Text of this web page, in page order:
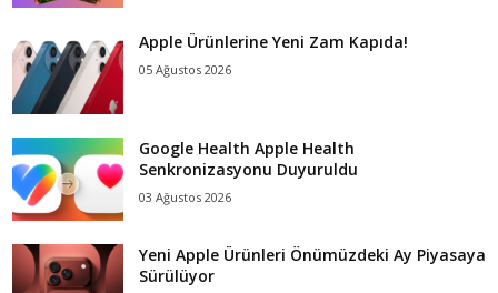
Apple Ürünlerine Yeni Zam Kapıda!
05 Ağustos 2026
Google Health Apple Health
Senkronizasyonu Duyuruldu
03 Ağustos 2026
Yeni Apple Ürünleri Önümüzdeki Ay Piyasaya
Sürülüyor